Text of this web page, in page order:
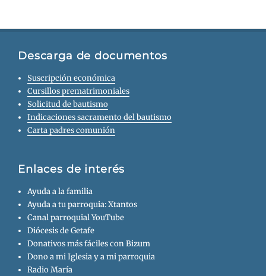
Descarga de documentos
Suscripción económica
Cursillos prematrimoniales
Solicitud de bautismo
Indicaciones sacramento del bautismo
Carta padres comunión
Enlaces de interés
Ayuda a la familia
Ayuda a tu parroquia: Xtantos
Canal parroquial YouTube
Diócesis de Getafe
Donativos más fáciles con Bizum
Dono a mi Iglesia y a mi parroquia
Radio María